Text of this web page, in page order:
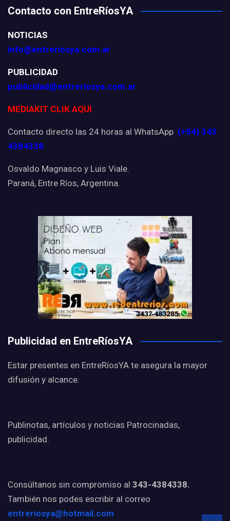
Contacto con EntreRíosYA
NOTICIAS
info@entreriosya.com.ar
PUBLICIDAD
publicidad@entreriosya.com.ar
MEDIAKIT CLIK AQUI
Contacto directo las 24 horas al WhatsApp (+54) 343
4384338
Osvaldo Magnasco y Luis Viale.
Paraná, Entre Ríos, Argentina.
Publicidad en EntreRíosYA
Estar presentes en EntreRíosYA te asegura la mayor
difusión y alcance.
Publinotas, artículos y noticias Patrocinadas,
publicidad.
Consúltanos sin compromiso al 343-4384338.
También nos podes escribir al correo
entreriosya@hotmail.com